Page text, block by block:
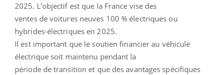
2025. L’objectif est que la France vise des
ventes de voitures neuves 100 % électriques ou
hybrides-électriques en 2025.
Il est important que le soutien financier au véhicule
électrique soit maintenu pendant la
période de transition et que des avantages spécifiques